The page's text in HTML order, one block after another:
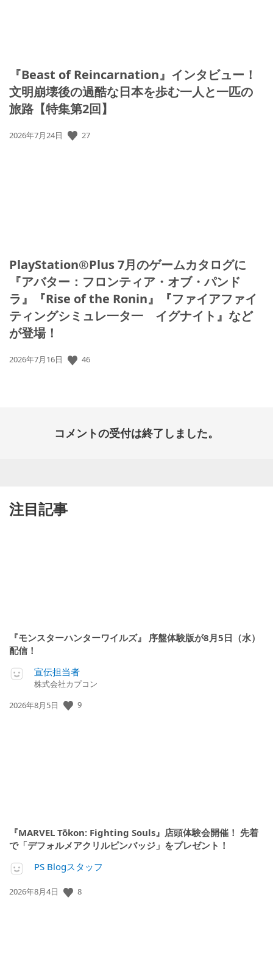
『Beast of Reincarnation』インタビュー！
文明崩壊後の過酷な日本を歩む一人と一匹の
旅路【特集第2回】
公
2026年7月24日 27
PlayStation®Plus 7月のゲームカタログに
『アバター：フロンティア・オブ・パンド
ラ』『Rise of the Ronin』『ファイアファイ
ティングシミュレ一タ一 イグナイト』など
が登場！
公
2026年7月16日 46
コメントの受付は終了しました。
注目記事
『モンスターハンターワイルズ』 序盤体験版が8月5日（水）
配信！
宣伝担当者
株式会社カプコン
公
2026年8月5日 9
『MARVEL Tōkon: Fighting Souls』店頭体験会開催！ 先着
で「デフォルメアクリルピンバッジ」をプレゼント！
PS Blogスタッフ
公
2026年8月4日 8